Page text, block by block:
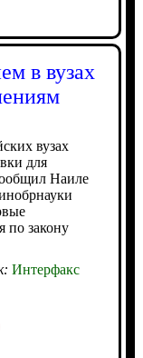
в вузах
вузах
для
Наиле
по закону
Интерфакс